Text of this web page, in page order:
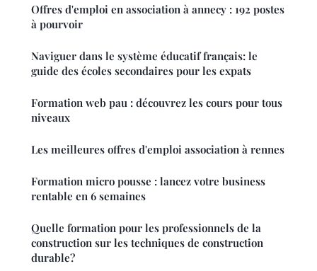
Offres d'emploi en association à annecy : 192 postes
à pourvoir
Naviguer dans le système éducatif français: le
guide des écoles secondaires pour les expats
Formation web pau : découvrez les cours pour tous
niveaux
Les meilleures offres d'emploi association à rennes
Formation micro pousse : lancez votre business
rentable en 6 semaines
Quelle formation pour les professionnels de la
construction sur les techniques de construction
durable?